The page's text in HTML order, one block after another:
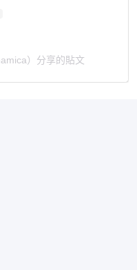
）分享的貼文